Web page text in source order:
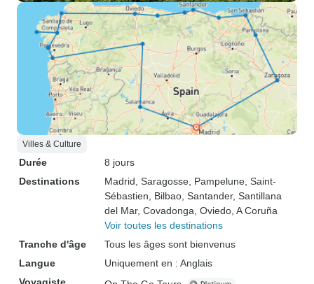
Villes & Culture
Durée
8 jours
Destinations
Madrid , Saragosse , Pampelune , Saint-
Sébastien , Bilbao , Santander, Santillana
del Mar, Covadonga , Oviedo , A Coruña
Voir toutes les destinations
Tranche d'âge
Tous les âges sont bienvenus
Langue
Uniquement en : Anglais